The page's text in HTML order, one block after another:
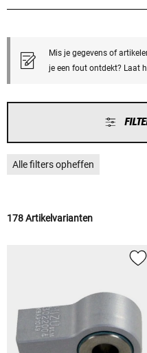
Mis je gegevens of
je een fout ontdekt? Laat
Alle filters opheffen
178 Artikelvarianten